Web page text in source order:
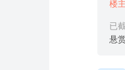
楼
已
悬